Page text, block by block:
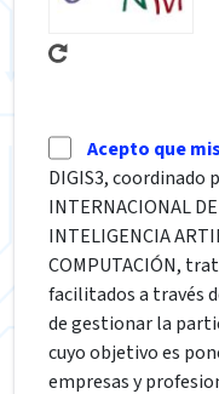
Acepto que
DIGIS3, coordinado
INTERNACIONAL
INTELIGENCIA
COMPUTACIÓN,
facilitados a través
de gestionar la
cuyo objetivo es
empresas y